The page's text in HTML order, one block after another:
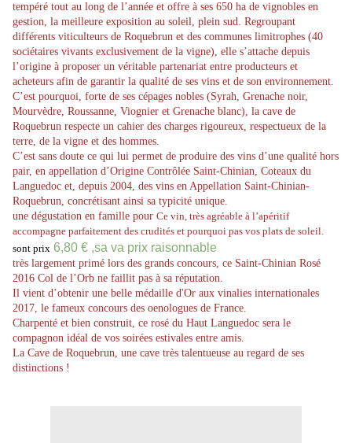
tempéré tout au long de l’année et offre à ses 650 ha de vignobles en
gestion, la meilleure exposition au soleil, plein sud. Regroupant
différents viticulteurs de Roquebrun et des communes limitrophes (40
sociétaires vivants exclusivement de la vigne), elle s’attache depuis
l’origine à proposer un véritable partenariat entre producteurs et
acheteurs afin de garantir la qualité de ses vins et de son environnement.
C’est pourquoi, forte de ses cépages nobles (Syrah, Grenache noir,
Mourvèdre, Roussanne, Viognier et Grenache blanc), la cave de
Roquebrun respecte un cahier des charges rigoureux, respectueux de la
terre, de la vigne et des hommes.
C’est sans doute ce qui lui permet de produire des vins d’une qualité hors
pair, en appellation d’Origine Contrôlée Saint-Chinian, Coteaux du
Languedoc et, depuis 2004, des vins en Appellation Saint-Chinian-
Roquebrun, concrétisant ainsi sa typicité unique.
une dégustation en famille pour Ce vin, très agréable à l’apéritif
accompagne parfaitement des crudités et pourquoi pas vos plats de soleil.
sont prix 6,80 € ,sa va prix raisonnable
très largement primé lors des grands concours, ce Saint-Chinian Rosé
2016 Col de l’Orb ne faillit pas à sa réputation.
Il vient d’obtenir une belle médaille d'Or aux vinalies internationales
2017, le fameux concours des oenologues de France.
Charpenté et bien construit, ce rosé du Haut Languedoc sera le
compagnon idéal de vos soirées estivales entre amis.
La Cave de Roquebrun, une cave très talentueuse au regard de ses
distinctions !